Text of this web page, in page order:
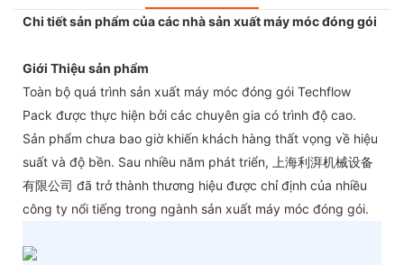
Chi tiết sản phẩm của các nhà sản xuất máy móc đóng gói
Giới Thiệu sản phẩm
Toàn bộ quá trình sản xuất máy móc đóng gói Techflow
Pack được thực hiện bởi các chuyên gia có trình độ cao.
Sản phẩm chưa bao giờ khiến khách hàng thất vọng về hiệu
suất và độ bền. Sau nhiều năm phát triển, 上海利湃机械设备
有限公司 đã trở thành thương hiệu được chỉ định của nhiều
công ty nổi tiếng trong ngành sản xuất máy móc đóng gói.